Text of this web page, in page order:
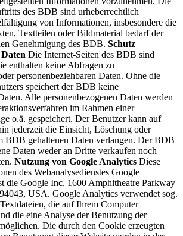
des BDB sind urheberrechtlich
von Informationen, insbesondere die
Textteilen oder Bildmaterial bedarf der
Genehmigung des BDB. Schutz
Die Internet-Seiten des BDB sind
enthalten keine Abfragen zu
personenbeziehbaren Daten. Ohne die
speichert der BDB keine
Alle personenbezogenen Daten werden
im Rahmen einer
o.ä. gespeichert. Der Benutzer kann auf
jederzeit die Einsicht, Löschung oder
BDB gehaltenen Daten verlangen. Der BDB
Daten weder an Dritte verkaufen noch
Nutzung von Google Analytics Diese
des Webanalysedienstes Google
die Google Inc. 1600 Amphitheatre Parkway
USA. Google Analytics verwendet sog.
die auf Ihrem Computer
die eine Analyse der Benutzung der
Die durch den Cookie erzeugten